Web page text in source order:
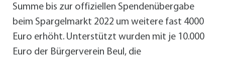
Summe bis zur offiziellen Spendenübergabe
beim Spargelmarkt 2022 um weitere fast 4000
Euro erhöht. Unterstützt wurden mit je 10.000
Euro der Bürgerverein Beul, die